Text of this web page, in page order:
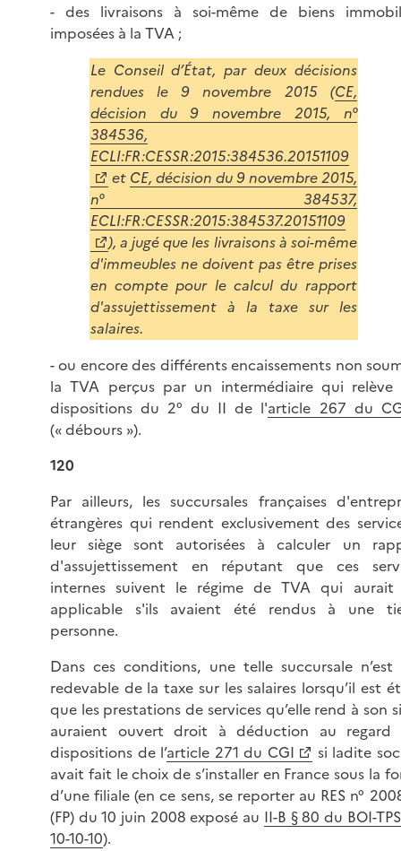
- des livraisons à soi-même de biens
imposées à la TVA ;
Le Conseil d’État, par deux décisions
rendues le 9 novembre 2015 (CE,
décision du 9 novembre 2015, n°
384536,
ECLI:FR:CESSR:2015:384536.20151109
et CE, décision du 9 novembre 2015,
n° 384537,
ECLI:FR:CESSR:2015:384537.20151109
), a jugé que les livraisons à soi-même
d'immeubles ne doivent pas être prises
en compte pour le calcul du rapport
d'assujettissement à la taxe sur les
salaires.
- ou encore des différents encaissements non
la TVA perçus par un intermédiaire qui relève
dispositions du 2° du II de l'article 267 du
(« débours »).
120
Par ailleurs, les succursales françaises
étrangères qui rendent exclusivement des
leur siège sont autorisées à calculer un
d'assujettissement en réputant que ces
internes suivent le régime de TVA qui aurait
applicable s'ils avaient été rendus à une
personne.
Dans ces conditions, une telle succursale n’est
redevable de la taxe sur les salaires lorsqu’il est
que les prestations de services qu’elle rend à son
auraient ouvert droit à déduction au regard
dispositions de l’article 271 du CGI
si ladite
avait fait le choix de s’installer en France sous la
d’une filiale (en ce sens, se reporter au RES n°
(FP) du 10 juin 2008 exposé au II-B § 80 du BOI-
10-10-10).